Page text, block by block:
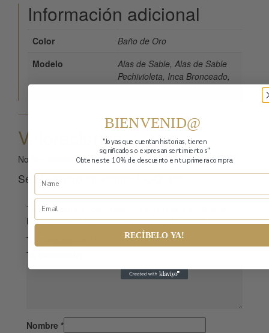
Información adicional
Color
Baño de Oro
Modelo
Alas de Sable, Alas de Sable
Pechivioleta, Inca Bronceado,
Valoraciones
No hay valoraciones todavía.
Sé el primero en valorar “JCOL13”
Tu dirección de correo electrónico no será publicada.
Los campos obligatorios están marcados con*
Tu puntuación
Tu valoración
Nombre *
BIENVENID@
"Joyas que cuentan historias,tienen
significados o expresan sentimientos"
Obten este 10% de descuento en tu primera compra.
RECÍBELO YA!